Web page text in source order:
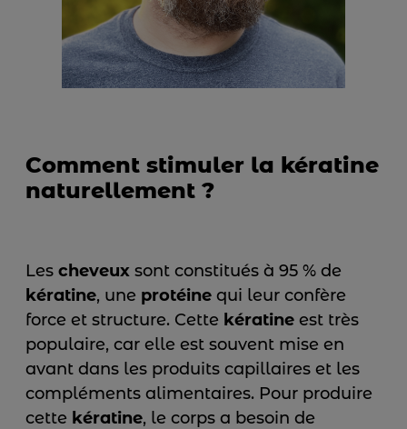
Comment stimuler la kératine
naturellement ?
Les cheveux sont constitués à 95 % de
kératine, une protéine qui leur confère
force et structure. Cette kératine est très
populaire, car elle est souvent mise en
avant dans les produits capillaires et les
compléments alimentaires. Pour produire
cette kératine, le corps a besoin de